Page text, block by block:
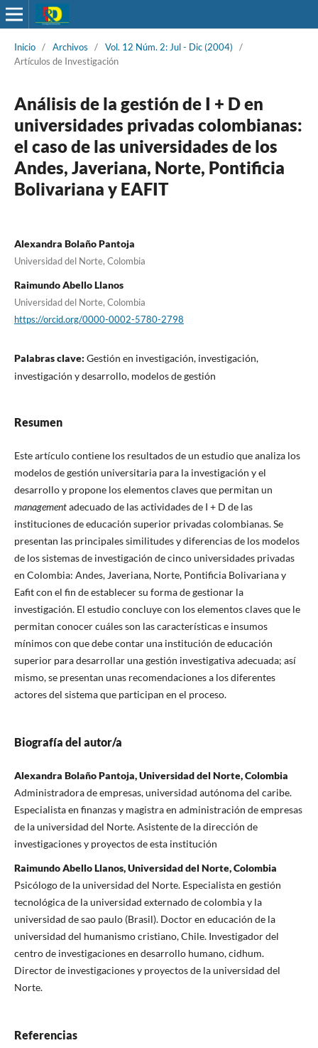
Inicio / Archivos / Vol. 12 Núm. 2: Jul - Dic (2004)
/
Artículos de Investigación
Análisis de la gestión de I + D en
universidades privadas colombianas:
el caso de las universidades de los
Andes, Javeriana, Norte, Pontificia
Bolivariana y EAFIT
Alexandra Bolaño Pantoja
Universidad del Norte, Colombia
Raimundo Abello Llanos
Universidad del Norte, Colombia
https://orcid.org/0000-0002-5780-2798
Palabras clave: Gestión en investigación, investigación,
investigación y desarrollo, modelos de gestión
Resumen
Este artículo contiene los resultados de un estudio que analiza los
modelos de gestión universitaria para la investigación y el
desarrollo y propone los elementos claves que permitan un
managementadecuado de las actividades de I + D de las
instituciones de educación superior privadas colombianas. Se
presentan las principales similitudes y diferencias de los modelos
de los sistemas de investigación de cinco universidades privadas
en Colombia: Andes, Javeriana, Norte, Pontificia Bolivariana y
Eafit con el fin de establecer su forma de gestionar la
investigación. El estudio concluye con los elementos claves que le
permitan conocer cuáles son las características e insumos
mínimos con que debe contar una institución de educación
superior para desarrollar una gestión investigativa adecuada; así
mismo, se presentan unas recomendaciones a los diferentes
actores del sistema que participan en el proceso.
Biografía del autor/a
Alexandra Bolaño Pantoja, Universidad del Norte, Colombia
Administradora de empresas, universidad autónoma del caribe.
Especialista en finanzas y magistra en administración de empresas
de la universidad del Norte. Asistente de la dirección de
investigaciones y proyectos de esta institución
Raimundo Abello Llanos, Universidad del Norte, Colombia
Psicólogo de la universidad del Norte. Especialista en gestión
tecnológica de la universidad externado de colombia y la
universidad de sao paulo (Brasil). Doctor en educación de la
universidad del humanismo cristiano, Chile. Investigador del
centro de investigaciones en desarrollo humano, cidhum.
Director de investigaciones y proyectos de la universidad del
Norte.
Referencias